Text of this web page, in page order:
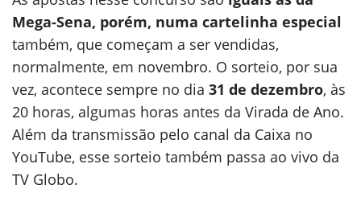
Mega-Sena, porém, numa cartelinha especial
também, que começam a ser vendidas,
normalmente, em novembro. O sorteio, por sua
vez, acontece sempre no dia 31 de dezembro, às
20 horas, algumas horas antes da Virada de Ano.
Além da transmissão pelo canal da Caixa no
YouTube, esse sorteio também passa ao vivo da
TV Globo.